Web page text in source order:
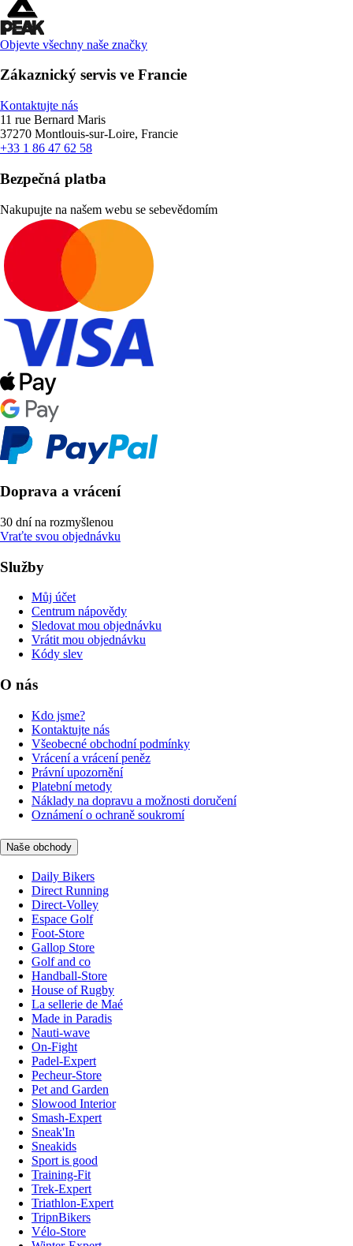
Objevte všechny naše značky
Zákaznický servis ve Francie
Kontaktujte nás
11 rue Bernard Maris
37270 Montlouis-sur-Loire, Francie
+33 1 86 47 62 58
Bezpečná platba
Nakupujte na našem webu se sebevědomím
Doprava a vrácení
30 dní na rozmyšlenou
Vraťte svou objednávku
Služby
Můj účet
Centrum nápovědy
Sledovat mou objednávku
Vrátit mou objednávku
Kódy slev
O nás
Kdo jsme?
Kontaktujte nás
Všeobecné obchodní podmínky
Vrácení a vrácení peněz
Právní upozornění
Platební metody
Náklady na dopravu a možnosti doručení
Oznámení o ochraně soukromí
Naše obchody
Daily Bikers
Direct Running
Direct-Volley
Espace Golf
Foot-Store
Gallop Store
Golf and co
Handball-Store
House of Rugby
La sellerie de Maé
Made in Paradis
Nauti-wave
On-Fight
Padel-Expert
Pecheur-Store
Pet and Garden
Slowood Interior
Smash-Expert
Sneak'In
Sneakids
Sport is good
Training-Fit
Trek-Expert
Triathlon-Expert
TripnBikers
Vélo-Store